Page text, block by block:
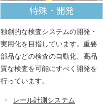
特殊・開発
独創的な検査システムの開発・
実用化を目指しています。重要
部品などの検査の自動化、高品
質な検査を可能にすべく開発を
行っています。
レール計測システム